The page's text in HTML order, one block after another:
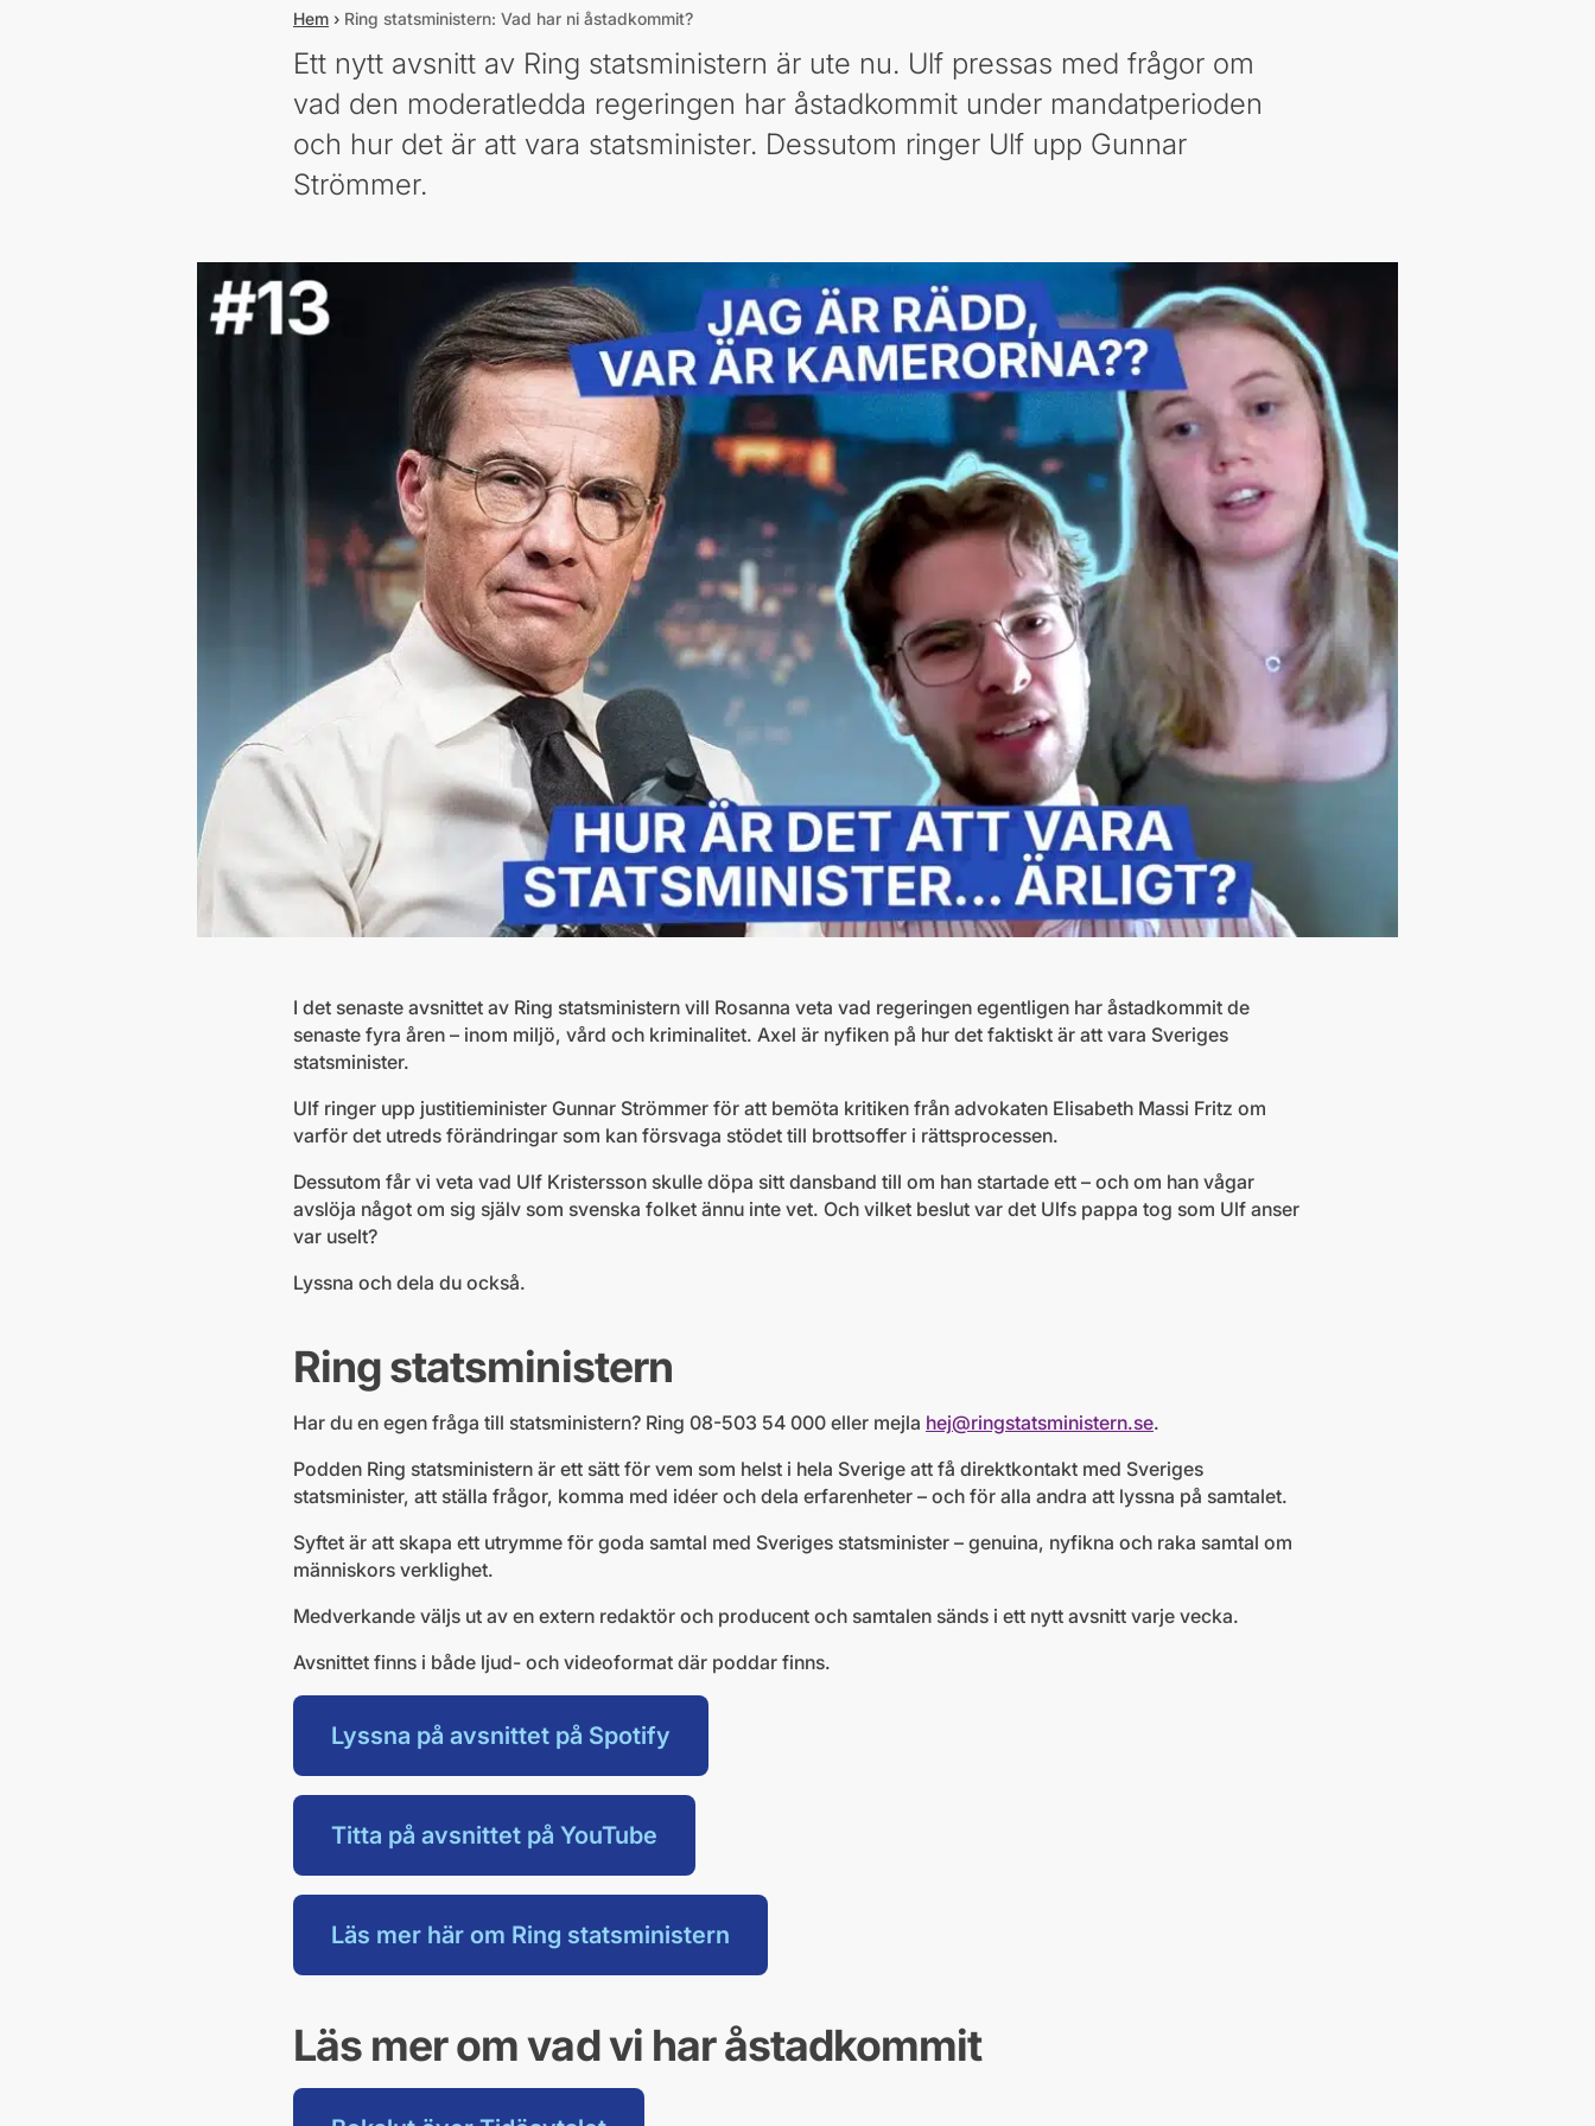
Hem › Ring statsministern: Vad har ni åstadkommit?
Ett nytt avsnitt av Ring statsministern är ute nu. Ulf pressas med frågor om
vad den moderatledda regeringen har åstadkommit under mandatperioden
och hur det är att vara statsminister. Dessutom ringer Ulf upp Gunnar
Strömmer.
I det senaste avsnittet av Ring statsministern vill Rosanna veta vad regeringen egentligen har åstadkommit de
senaste fyra åren – inom miljö, vård och kriminalitet. Axel är nyfiken på hur det faktiskt är att vara Sveriges
statsminister.
Ulf ringer upp justitieminister Gunnar Strömmer för att bemöta kritiken från advokaten Elisabeth Massi Fritz om
varför det utreds förändringar som kan försvaga stödet till brottsoffer i rättsprocessen.
Dessutom får vi veta vad Ulf Kristersson skulle döpa sitt dansband till om han startade ett – och om han vågar
avslöja något om sig själv som svenska folket ännu inte vet. Och vilket beslut var det Ulfs pappa tog som Ulf anser
var uselt?
Lyssna och dela du också.
Ring statsministern
Har du en egen fråga till statsministern? Ring 08-503 54 000 eller mejla hej@ringstatsministern.se.
Podden Ring statsministern är ett sätt för vem som helst i hela Sverige att få direktkontakt med Sveriges
statsminister, att ställa frågor, komma med idéer och dela erfarenheter – och för alla andra att lyssna på samtalet.
Syftet är att skapa ett utrymme för goda samtal med Sveriges statsminister – genuina, nyfikna och raka samtal om
människors verklighet.
Medverkande väljs ut av en extern redaktör och producent och samtalen sänds i ett nytt avsnitt varje vecka.
Avsnittet finns i både ljud- och videoformat där poddar finns.
Lyssna på avsnittet på Spotify
Titta på avsnittet på YouTube
Läs mer här om Ring statsministern
Läs mer om vad vi har åstadkommit